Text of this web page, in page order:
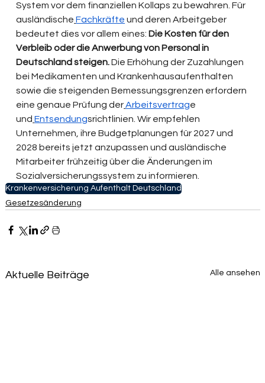
System vor dem finanziellen Kollaps zu bewahren. Für
ausländische Fachkräfte und deren Arbeitgeber
bedeutet dies vor allem eines: Die Kosten für den
Verbleib oder die Anwerbung von Personal in
Deutschland steigen. Die Erhöhung der Zuzahlungen
bei Medikamenten und Krankenhausaufenthalten
sowie die steigenden Bemessungsgrenzen erfordern
eine genaue Prüfung derArbeitsvertrage
und Entsendungsrichtlinien. Wir empfehlen
Unternehmen, ihre Budgetplanungen für 2027 und
2028 bereits jetzt anzupassen und ausländische
Mitarbeiter frühzeitig über die Änderungen im
Sozialversicherungssystem zu informieren.
Krankenversicherung Aufenthalt Deutschland
Gesetzesänderung
Aktuelle Beiträge Alle ansehen